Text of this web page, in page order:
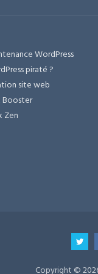
WordPress
piraté ?
site web
Booster
Zen
Copyright ©